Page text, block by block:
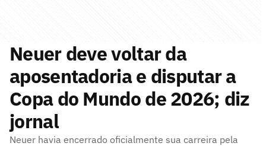
Neuer deve voltar da
aposentadoria e disputar a
Copa do Mundo de 2026; diz
jornal
Neuer havia encerrado oficialmente sua carreira pela